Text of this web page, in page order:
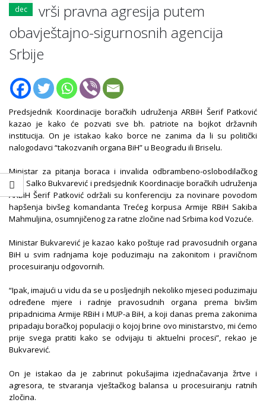
dec
vrši pravna agresija putem
obavještajno-sigurnosnih agencija
Srbije
Predsjednik Koordinacije boračkih udruženja ARBiH Šerif Patković
kazao je kako će pozvati sve bh. patriote na bojkot državnih
institucija. On je istakao kako borce ne zanima da li su politički
nalogodavci “takozvanih organa BiH” u Beogradu ili Briselu.
Ministar za pitanja boraca i invalida odbrambeno-oslobodilačkog
rata Salko Bukvarević i predsjednik Koordinacije boračkih udruženja
ARBiH Šerif Patković održali su konferenciju za novinare povodom
hapšenja bivšeg komandanta Trećeg korpusa Armije RBiH Sakiba
Mahmuljina, osumnjičenog za ratne zločine nad Srbima kod Vozuće.
Ministar Bukvarević je kazao kako poštuje rad pravosudnih organa
BiH u svim radnjama koje poduzimaju na zakonitom i pravičnom
procesuiranju odgovornih.
“Ipak, imajući u vidu da se u posljednjih nekoliko mjeseci poduzimaju
određene mjere i radnje pravosudnih organa prema bivšim
pripadnicima Armije RBiH i MUP-a BiH, a koji danas prema zakonima
pripadaju boračkoj populaciji o kojoj brine ovo ministarstvo, mi ćemo
prije svega pratiti kako se odvijaju ti aktuelni procesi”, rekao je
Bukvarević.
On je istakao da je zabrinut pokušajima izjednačavanja žrtve i
agresora, te stvaranja vještačkog balansa u procesuiranju ratnih
zločina.